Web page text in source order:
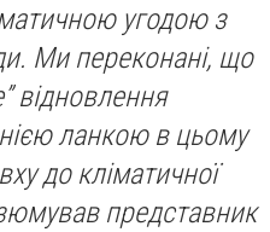
угодою з
Ми переконані, що
відновлення
ланкою в цьому
до кліматичної
представник